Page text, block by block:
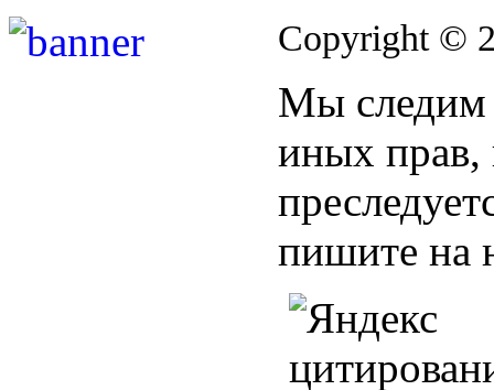
Copyright ©
Мы следим
иных прав,
пишите на